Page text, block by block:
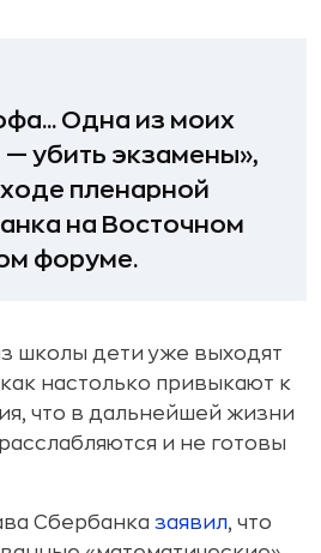
Одна из моих
убить экзамены»,
пленарной
на Восточном
форуме.
школы дети уже выходят
настолько привыкают к
что в дальнейшей жизни
и не готовы
Сбербанка заявил, что